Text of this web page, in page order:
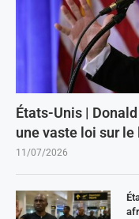
États-Unis |
une vaste loi sur
11/07/2026